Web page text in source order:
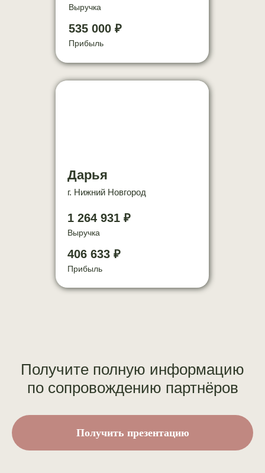
Дарья
г. Нижний Новгород
Выручка
535 000 ₽
Прибыль
1 264 931 ₽
Выручка
406 633 ₽
Прибыль
Получите полную информацию
по сопровождению партнёров
Получить презентацию